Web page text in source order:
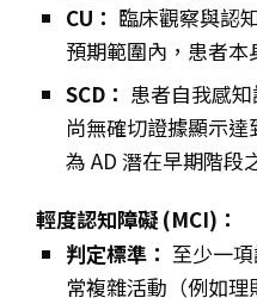
CU： 臨床觀察與認
預期範圍內，患者本
SCD： 患者自我感
尚無確切證據顯示
為 AD 潛在早期階段
輕度認知障礙 (MCI)：
判定標準： 至少一
常複雜活動（例如